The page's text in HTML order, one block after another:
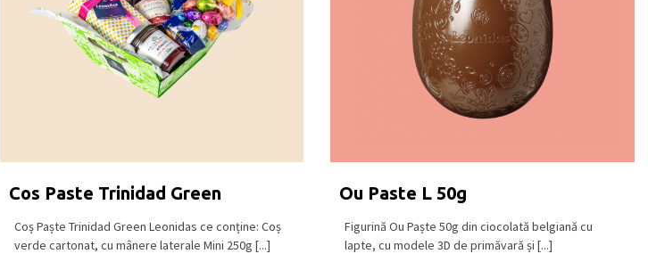
Cos Paste Trinidad Green
Coș Paște Trinidad Green Leonidas ce conține: Coș
verde cartonat, cu mânere laterale Mini 250g [...]
Ou Paste L 50g
Figurină Ou Paște 50g din ciocolată belgiană cu
lapte, cu modele 3D de primăvară și [...]